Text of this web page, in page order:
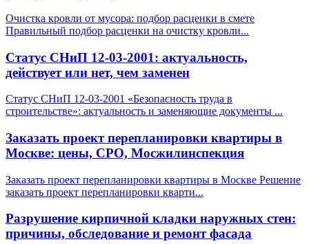
Очистка кровли от мусора: подбор расценки в смете
Правильный подбор расценки на очистку кровли...
Статус СНиП 12-03-2001: актуальность,
действует или нет, чем заменен
Статус СНиП 12-03-2001 «Безопасность труда в
строительстве»: актуальность и заменяющие документы ...
Заказать проект перепланировки квартиры в
Москве: цены, СРО, Мосжилинспекция
Заказать проект перепланировки квартиры в Москве Решение
заказать проект перепланировки кварти...
Разрушение кирпичной кладки наружных стен:
причины, обследование и ремонт фасада